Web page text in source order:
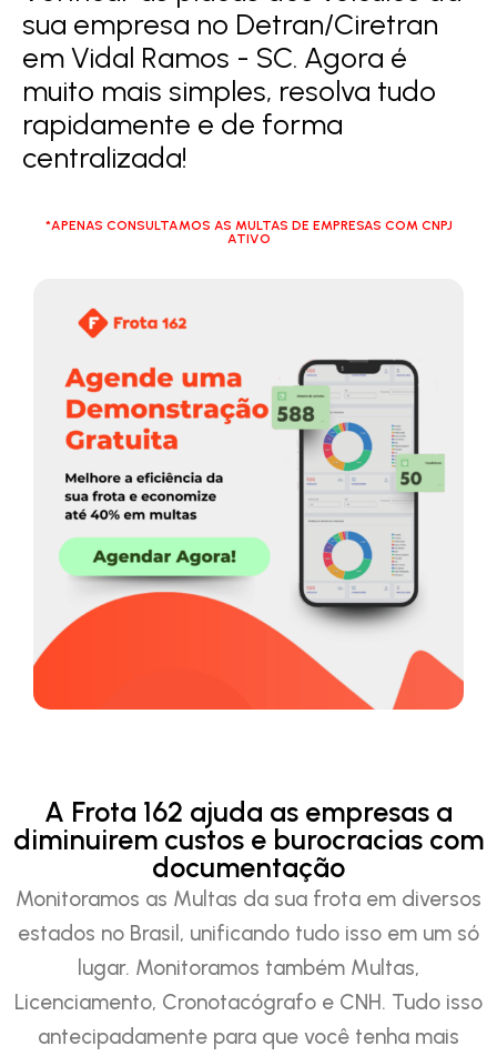
sua empresa no Detran/Ciretran
em Vidal Ramos - SC. Agora é
muito mais simples, resolva tudo
rapidamente e de forma
centralizada!
*APENAS CONSULTAMOS AS MULTAS DE EMPRESAS COM CNPJ
ATIVO
A Frota 162 ajuda as empresas a
diminuirem custos e burocracias com
documentação
Monitoramos as Multas da sua frota em diversos
estados no Brasil, unificando tudo isso em um só
lugar. Monitoramos também Multas,
Licenciamento, Cronotacógrafo e CNH. Tudo isso
antecipadamente para que você tenha mais